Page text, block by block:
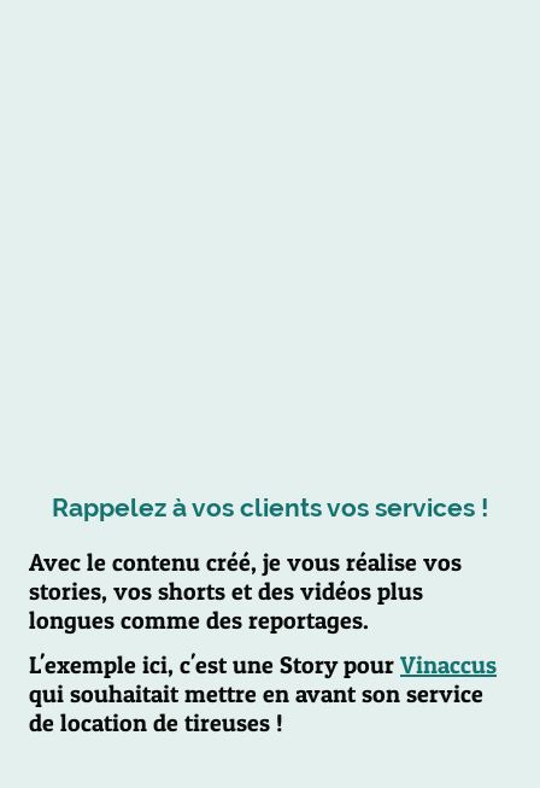
Rappelez à vos clients vos services !
Avec le contenu créé, je vous réalise vos
stories, vos shorts et des vidéos plus
longues comme des reportages.
L'exemple ici, c'est une Story pour Vinaccus
qui souhaitait mettre en avant son service
de location de tireuses !